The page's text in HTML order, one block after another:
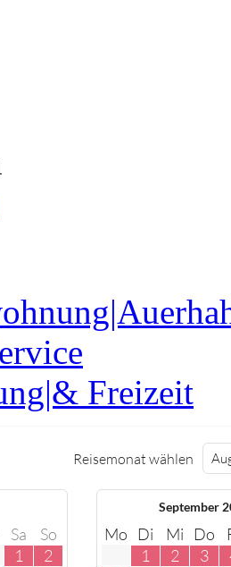
Reisemonat wählen
Sa
So
1
2
September
Mo Di Mi Do
1
2 3